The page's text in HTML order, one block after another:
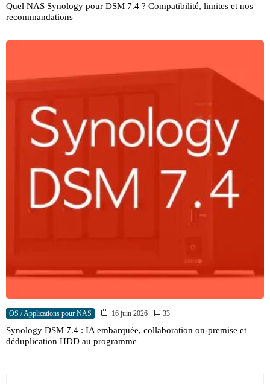
Quel NAS Synology pour DSM 7.4 ? Compatibilité, limites et nos
recommandations
OS / Applications pour NAS 16 juin 2026 33
Synology DSM 7.4 : IA embarquée, collaboration on-premise et
déduplication HDD au programme